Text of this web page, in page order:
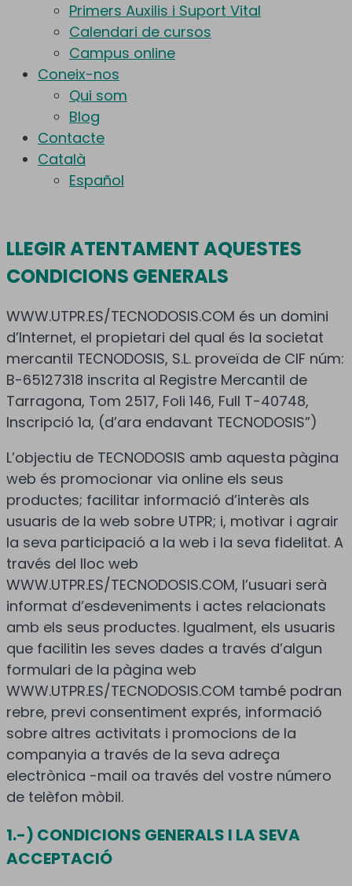
Primers Auxilis i Suport Vital
Calendari de cursos
Campus online
Coneix-nos
Qui som
Blog
Contacte
Català
Español
LLEGIR ATENTAMENT AQUESTES
CONDICIONS GENERALS
WWW.UTPR.ES/TECNODOSIS.COM és un domini
d’Internet, el propietari del qual és la societat
mercantil TECNODOSIS, S.L. proveïda de CIF núm:
B-65127318 inscrita al Registre Mercantil de
Tarragona, Tom 2517, Foli 146, Full T-40748,
Inscripció 1a, (d’ara endavant TECNODOSIS”)
L’objectiu de TECNODOSIS amb aquesta pàgina
web és promocionar via online els seus
productes; facilitar informació d’interès als
usuaris de la web sobre UTPR; i, motivar i agrair
la seva participació a la web i la seva fidelitat. A
través del lloc web
WWW.UTPR.ES/TECNODOSIS.COM, l’usuari serà
informat d’esdeveniments i actes relacionats
amb els seus productes. Igualment, els usuaris
que facilitin les seves dades a través d’algun
formulari de la pàgina web
WWW.UTPR.ES/TECNODOSIS.COM també podran
rebre, previ consentiment exprés, informació
sobre altres activitats i promocions de la
companyia a través de la seva adreça
electrònica -mail oa través del vostre número
de telèfon mòbil.
1.-) CONDICIONS GENERALS I LA SEVA
ACCEPTACIÓ